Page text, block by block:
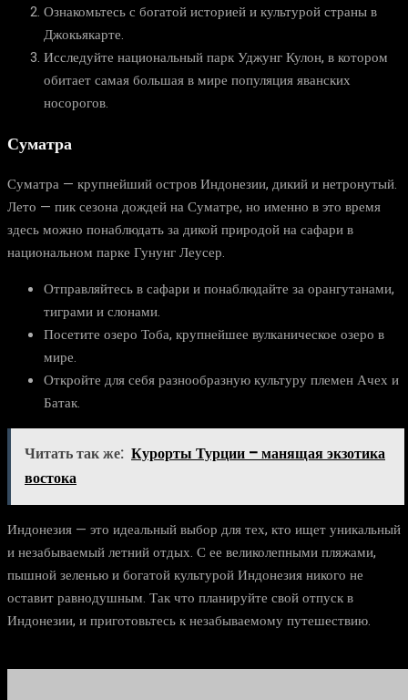
Ознакомьтесь с богатой историей и культурой страны в
Джокьякарте.
Исследуйте национальный парк Уджунг Кулон, в котором
обитает самая большая в мире популяция яванских
носорогов.
Суматра
Суматра — крупнейший остров Индонезии, дикий и нетронутый.
Лето — пик сезона дождей на Суматре, но именно в это время
здесь можно понаблюдать за дикой природой на сафари в
национальном парке Гунунг Леусер.
Отправляйтесь в сафари и понаблюдайте за орангутанами,
тиграми и слонами.
Посетите озеро Тоба, крупнейшее вулканическое озеро в
мире.
Откройте для себя разнообразную культуру племен Ачех и
Батак.
Читать так же: Курорты Турции – манящая экзотика
востока
Индонезия — это идеальный выбор для тех, кто ищет уникальный
и незабываемый летний отдых. С ее великолепными пляжами,
пышной зеленью и богатой культурой Индонезия никого не
оставит равнодушным. Так что планируйте свой отпуск в
Индонезии, и приготовьтесь к незабываемому путешествию.